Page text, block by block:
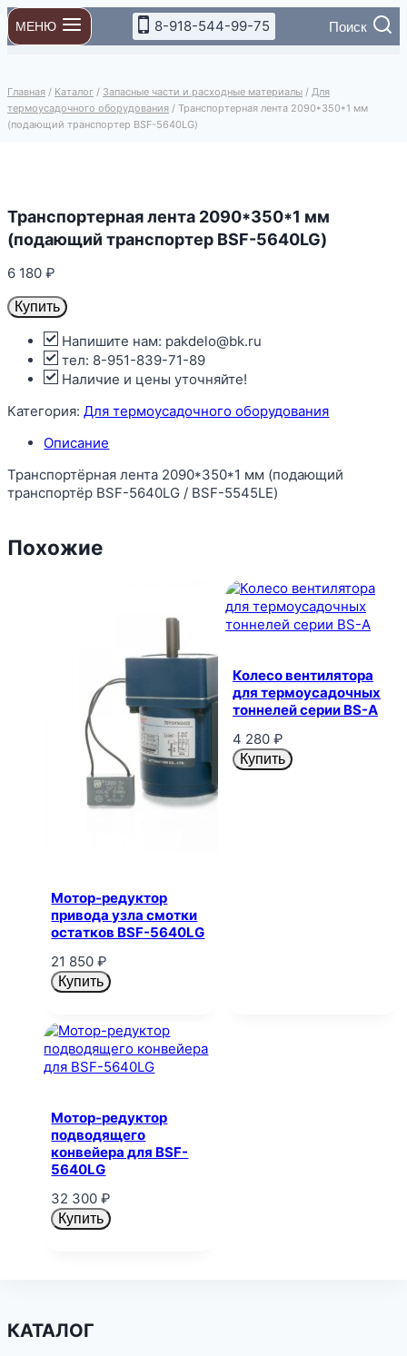
Перейти
к
содержимому
МЕНЮ 8-918-544-99-75 Поиск
Главная / Каталог / Запасные части и расходные материалы / Для
термоусадочного оборудования / Транспортерная лента 2090*350*1 мм
(подающий транспортер BSF-5640LG)
Транспортерная лента 2090*350*1 мм
(подающий транспортер BSF-5640LG)
6 180₽
Купить
Напишите нам: pakdelo@bk.ru
тел: 8-951-839-71-89
Наличие и цены уточняйте!
Категория:Для термоусадочного оборудования
Описание
Транспортёрная лента 2090*350*1 мм (подающий
транспортёр BSF-5640LG / BSF-5545LE)
Похожие
Мотор-редуктор
привода узла смотки
остатков BSF-5640LG
21 850₽
Купить
Колесо вентилятора
для термоусадочных
тоннелей серии BS-A
4 280 ₽
Купить
Мотор-редуктор
подводящего
конвейера для BSF-
5640LG
32 300₽
Купить
КАТАЛОГ